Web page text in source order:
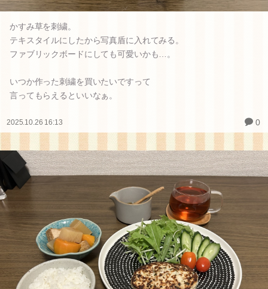
かすみ草を刺繍。
テキスタイルにしたから写真盾に入れてみる。
ファブリックボードにしても可愛いかも…。
いつか作った刺繍を買いたいですって
言ってもらえるといいなぁ。
2025.10.26 16:13 0